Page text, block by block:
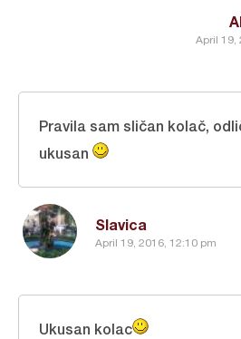
April 19,
Slavica
April 19, 2016, 12:10 pm
Pravila sam sličan kolač,
ukusan
Ukusan kolac